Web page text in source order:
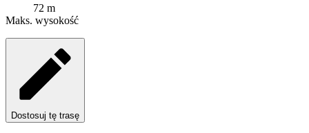
72 m
Maks. wysokość
Dostosuj tę trasę